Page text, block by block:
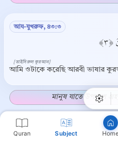
Quran Subject
আয-যুখরুফ, ৪৩:৩
আমি ওটাকে করেছি আরবী ভাষার
[তাইসিরুল কুরআন]
মানুষ যাতে উপদেশ
ত্ব-হা, ২০:১১৩